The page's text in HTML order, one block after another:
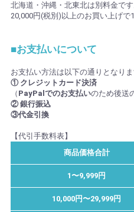
北海道・沖縄・北東北は別料金です
20,000円(税別)以上のお買い上げで
■お支払いについて
お支払い方法は以下の通りとなりま
① クレジットカード決済
（ PayPalでのお支払いのため後送
② 銀行振込
③代金引換
【代引手数料表】
商品価格合計
1〜9,999円
10,000円〜29,999円